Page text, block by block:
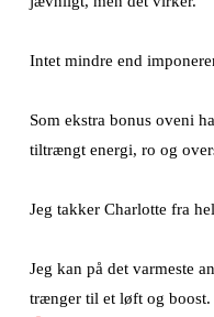
Intet mindre end
Som ekstra bonus oveni
tiltrængt energi, ro og
Jeg takker Charlotte fra
Jeg kan på det varmeste
trænger til et løft og boost.